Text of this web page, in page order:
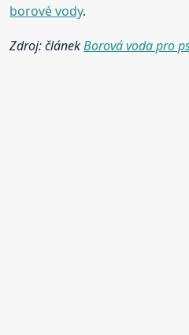
borové vody.
Zdroj: článekBorová voda pro